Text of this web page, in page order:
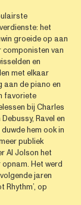
het
groeide op aan
componisten van
en
met elkaar
aan de piano en
favoriete
bij Charles
Ravel en
hem ook in
publiek
Al Jolson het
opnam. Het werd
jaren
Rhythm’, op